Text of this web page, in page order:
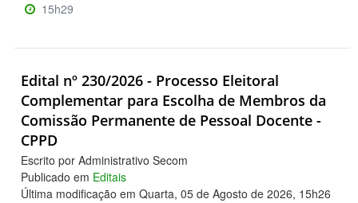
15h29
Edital nº 230/2026 - Processo Eleitoral
Complementar para Escolha de Membros da
Comissão Permanente de Pessoal Docente -
CPPD
Escrito por Administrativo Secom
Publicado em Editais
Última modificação em Quarta, 05 de Agosto de 2026, 15h26